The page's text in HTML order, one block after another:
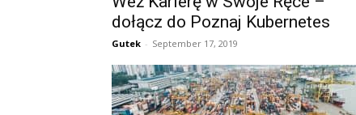
dołącz do Poznaj Kubernetes
Gutek - September 17, 2019